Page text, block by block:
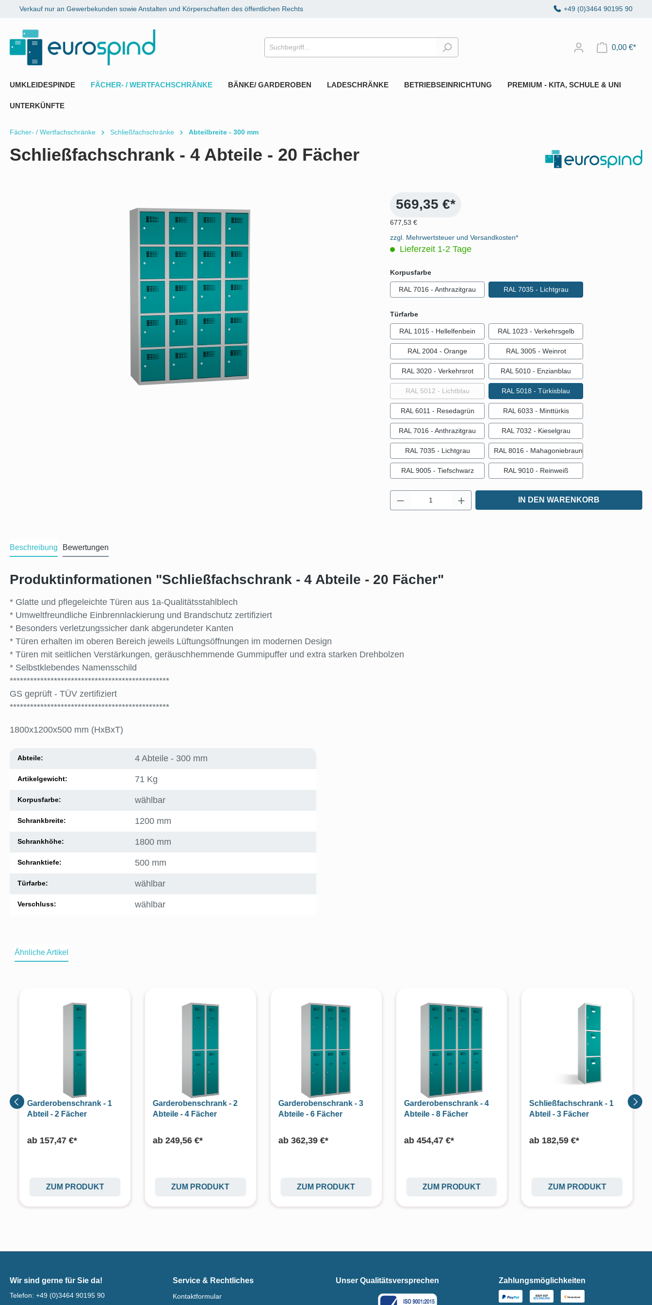
Zur Hauptnavigation springen
Verkauf nur an Gewerbekunden sowie Anstalten und Körperschaften des öffentlichen Rechts +49 (0)3464 90195 90
0,00 €*
UMKLEIDESPINDE FÄCHER- / WERTFACHSCHRÄNKE BÄNKE/ GARDEROBEN LADESCHRÄNKE BETRIEBSEINRICHTUNG PREMIUM - KITA, SCHULE & UNI
UNTERKÜNFTE
Fächer- / Wertfachschränke Schließfachschränke Abteilbreite - 300 mm
Schließfachschrank - 4 Abteile - 20 Fächer
569,35 €*
677,53 €
zzgl. Mehrwertsteuer und Versandkosten*
Lieferzeit 1-2 Tage
Korpusfarbeauswählen
RAL 7016 - Anthrazitgrau RAL 7035 - Lichtgrau
Türfarbeauswählen
RAL 1015 - Hellelfenbein RAL 1023 - Verkehrsgelb
RAL 2004 - Orange RAL 3005 - Weinrot
RAL 3020 - Verkehrsrot RAL 5010 - Enzianblau
RAL 5012 - Lichtblau(Diese Option ist zurzeit nicht verfügbar.)
RAL 5018 - Türkisblau
RAL 6011 - Resedagrün RAL 6033 - Minttürkis
RAL 7016 - Anthrazitgrau RAL 7032 - Kieselgrau
RAL 7035 - Lichtgrau RAL 8016 - Mahagoniebraun
RAL 9005 - Tiefschwarz RAL 9010 - Reinweiß
Produkt Anzahl: Gib den gewünschten Wert ein
IN DEN WARENKORB
Beschreibung Bewertungen
Produktinformationen "Schließfachschrank - 4 Abteile - 20 Fächer"
* Glatte und pflegeleichte Türen aus 1a-Qualitätsstahlblech
* Umweltfreundliche Einbrennlackierung und Brandschutz zertifiziert
* Besonders verletzungssicher dank abgerundeter Kanten
* Türen erhalten im oberen Bereich jeweils Lüftungsöffnungen im modernen Design
* Türen mit seitlichen Verstärkungen, geräuschhemmende Gummipuffer und extra starken Drehbolzen
* Selbstklebendes Namensschild
***********************************************
GS geprüft - TÜV zertifiziert
***********************************************
1800x1200x500 mm (HxBxT)
Abteile: 4 Abteile - 300 mm
Artikelgewicht: 71 Kg
Korpusfarbe: wählbar
Schrankbreite: 1200 mm
Schrankhöhe: 1800 mm
Schranktiefe: 500 mm
Türfarbe: wählbar
Verschluss: wählbar
Ähnliche Artikel
Garderobenschrank - 1
Abteil - 2 Fächer
ab 157,47 €*
ZUM PRODUKT
Garderobenschrank - 2
Abteile - 4 Fächer
ab 249,56 €*
ZUM PRODUKT
Garderobenschrank - 3
Abteile - 6 Fächer
ab 362,39 €*
ZUM PRODUKT
Garderobenschrank - 4
Abteile - 8 Fächer
ab454,47 €*
ZUM PRODUKT
Schließfachschrank - 1
Abteil - 3 Fächer
ab182,59 €*
ZUM PRODUKT
Wir sind gerne für Sie da!
Telefon: +49 (0)3464 90195 90
Service & Rechtliches
Kontaktformular
Unser Qualitätsversprechen Zahlungsmöglichkeiten